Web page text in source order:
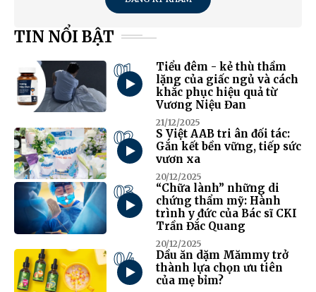
TIN NỔI BẬT
01
Tiểu đêm - kẻ thù thầm
lặng của giấc ngủ và cách
khắc phục hiệu quả từ
Vương Niệu Đan
21/12/2025
02
S Việt AAB tri ân đối tác:
Gắn kết bền vững, tiếp sức
vươn xa
20/12/2025
03
“Chữa lành” những di
chứng thẩm mỹ: Hành
trình y đức của Bác sĩ CKI
Trần Đắc Quang
20/12/2025
04
Dầu ăn dặm Mămmy trở
thành lựa chọn ưu tiên
của mẹ bỉm?